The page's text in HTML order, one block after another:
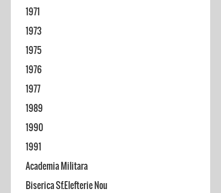
1971
1973
1975
1976
1977
1989
1990
1991
Academia Militara
Biserica Sf.Elefterie Nou